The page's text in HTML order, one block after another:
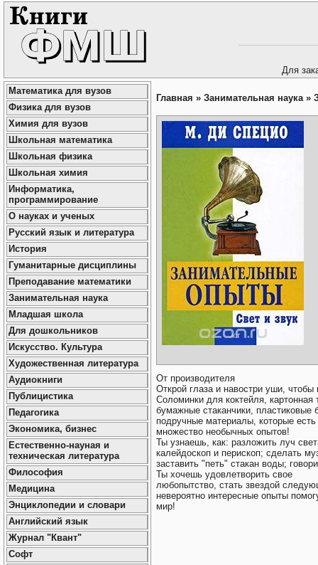
Для
Математика для вузов
Физика для вузов
Химия для вузов
Школьная математика
Школьная физика
Школьная химия
Информатика,
программирование
О науках и ученых
Русский язык и литература
История
Гуманитарные дисциплины
Преподавание математики
Занимательная наука
Младшая школа
Для дошкольников
Искусство. Культура
Художественная литература
Аудиокниги
Публицистика
Педагогика
Экономика, бизнес
Естественно-науная и
техническая литература
Философия
Медицина
Энциклопедии и словари
Английский язык
Журнал "Квант"
Софт
Главная » Занимательная наука »
От производителя
Открой глаза и навостри уши,
Соломинки для коктейля, картонная
бумажные стаканчики,
подручные материалы, которые
множество необычных опытов!
Ты узнаешь, как: разложить луч
калейдоскоп и перископ; сделать
заставить "петь" стакан воды;
Ты хочешь удовлетворить свое
любопытство, стать звездой
невероятно интересные опыты
мир!